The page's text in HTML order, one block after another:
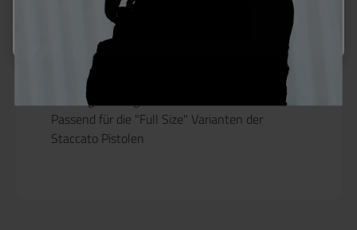
Produktinformationen "Army
Armament GBB Magazin für Staccato
Modelle"
Ersatzmagazin für die Staccato Waffenmodelle.
Fassungsvermögen 28 Schuss.
Passend für die "Full Size" Varianten der
Staccato Pistolen